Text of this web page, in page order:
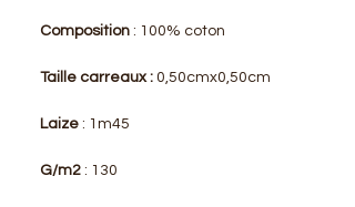
Composition : 100% coton
Taille carreaux : 0,50cmx0,50cm
Laize : 1m45
G/m2 : 130